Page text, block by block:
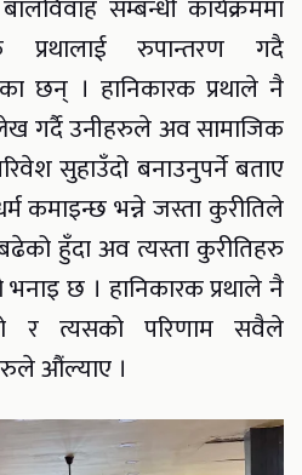
सम्बन्धी कार्यक्रममा
प्रथालाई रुपान्तरण गदै
छन् । हानिकारक प्रथाले नै
गर्दै उनीहरुले अव सामाजिक
सुहाउँदो बनाउनुपर्ने बताए
कमाइन्छ भन्ने जस्ता कुरीतिले
हुँदा अव त्यस्ता कुरीतिहरु
छ । हानिकारक प्रथाले नै
र त्यसको परिणाम सवैले
औंल्याए ।